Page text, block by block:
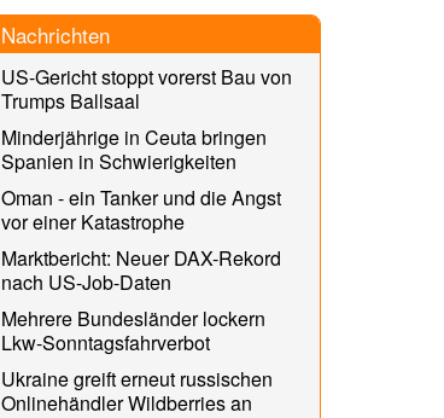
Nachrichten
US-Gericht stoppt vorerst Bau von
Trumps Ballsaal
Minderjährige in Ceuta bringen
Spanien in Schwierigkeiten
Oman - ein Tanker und die Angst
vor einer Katastrophe
Marktbericht: Neuer DAX-Rekord
nach US-Job-Daten
Mehrere Bundesländer lockern
Lkw-Sonntagsfahrverbot
Ukraine greift erneut russischen
Onlinehändler Wildberries an